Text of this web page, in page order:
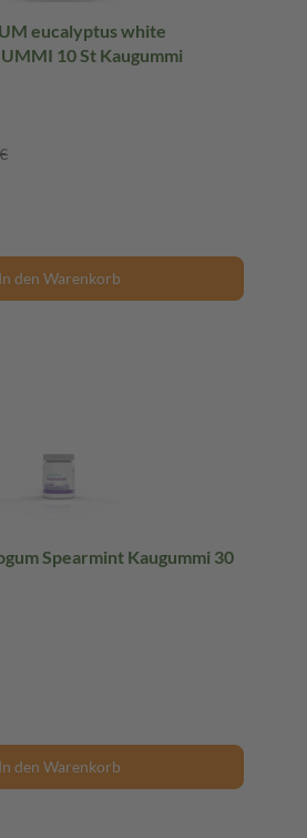
eucalyptus white
10 St Kaugummi
In den Warenkorb
Spearmint Kaugummi 30
In den Warenkorb